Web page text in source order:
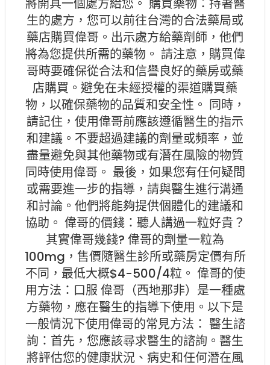
將開具一個處方給您。 購買藥物：持著醫
生的處方，您可以前往台灣的合法藥局或
藥店購買偉哥。出示處方給藥劑師，他們
將為您提供所需的藥物。 請注意，購買偉
哥時要確保從合法和信譽良好的藥房或藥
店購買。避免在未經授權的渠道購買藥
物，以確保藥物的品質和安全性。 同時，
請記住，使用偉哥前應該遵循醫生的指示
和建議。不要超過建議的劑量或頻率，並
盡量避免與其他藥物或有潛在風險的物質
同時使用偉哥。 最後，如果您有任何疑問
或需要進一步的指導，請與醫生進行溝通
和討論。他們將能夠提供個體化的建議和
協助。 偉哥的價錢：聽人講過一粒好貴？
其實偉哥幾錢? 偉哥的劑量一粒為
100mg，售價隨醫生診所或藥房定價有所
不同，最低大概$4-500/4粒。 偉哥的使
用方法：口服 偉哥（西地那非）是一種處
方藥物，應在醫生的指導下使用。以下是
一般情況下使用偉哥的常見方法： 醫生諮
詢：首先，您應該尋求醫生的諮詢。醫生
將評估您的健康狀況、病史和任何潛在風